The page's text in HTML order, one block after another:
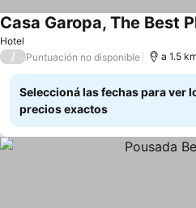
Hotel
Casa Garopa, The Best
/ Puntuación no disponible a 1.5
Seleccioná las fechas para ver
precios exactos